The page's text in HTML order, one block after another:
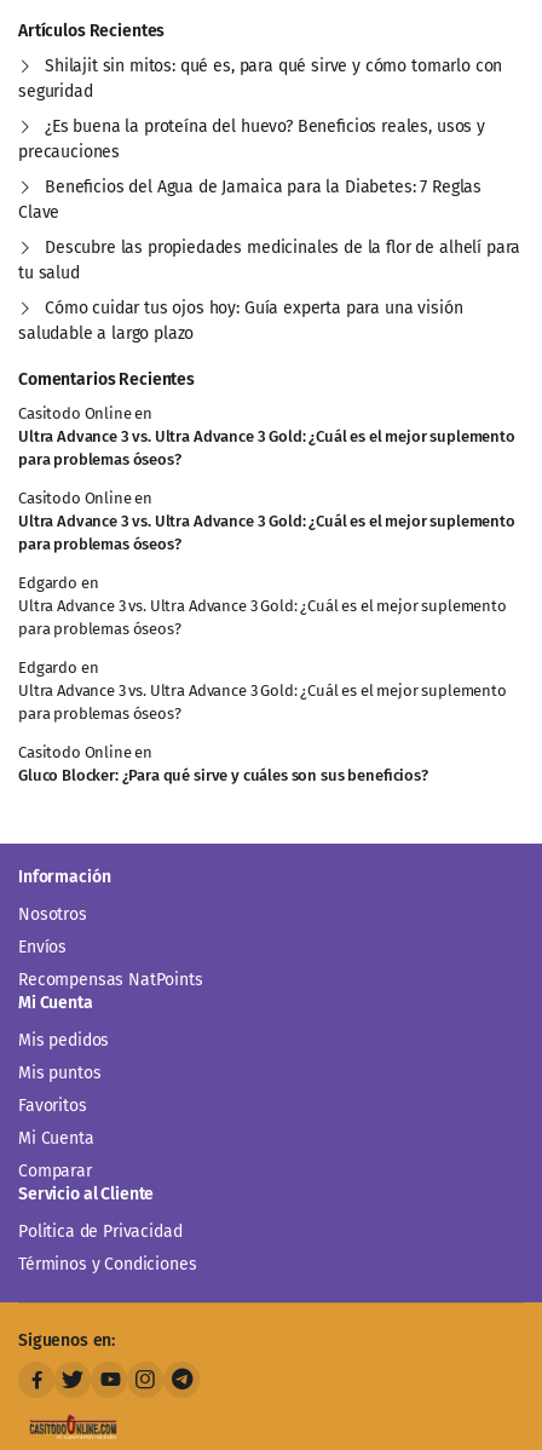
Artículos Recientes
Shilajit sin mitos: qué es, para qué sirve y cómo tomarlo con
seguridad
¿Es buena la proteína del huevo? Beneficios reales, usos y
precauciones
Beneficios del Agua de Jamaica para la Diabetes: 7 Reglas
Clave
Descubre las propiedades medicinales de la flor de alhelí para
tu salud
Cómo cuidar tus ojos hoy: Guía experta para una visión
saludable a largo plazo
Comentarios Recientes
Casitodo Onlineen
Ultra Advance 3 vs. Ultra Advance 3 Gold: ¿Cuál es el mejor suplemento
para problemas óseos?
Casitodo Onlineen
Ultra Advance 3 vs. Ultra Advance 3 Gold: ¿Cuál es el mejor suplemento
para problemas óseos?
Edgardo en
Ultra Advance 3 vs. Ultra Advance 3 Gold: ¿Cuál es el mejor suplemento
para problemas óseos?
Edgardo en
Ultra Advance 3 vs. Ultra Advance 3 Gold: ¿Cuál es el mejor suplemento
para problemas óseos?
Casitodo Onlineen
Gluco Blocker: ¿Para qué sirve y cuáles son sus beneficios?
Información
Nosotros
Envíos
Recompensas NatPoints
Mi Cuenta
Mis pedidos
Mis puntos
Favoritos
Mi Cuenta
Comparar
Servicio al Cliente
Politica de Privacidad
Términos y Condiciones
Siguenos en: